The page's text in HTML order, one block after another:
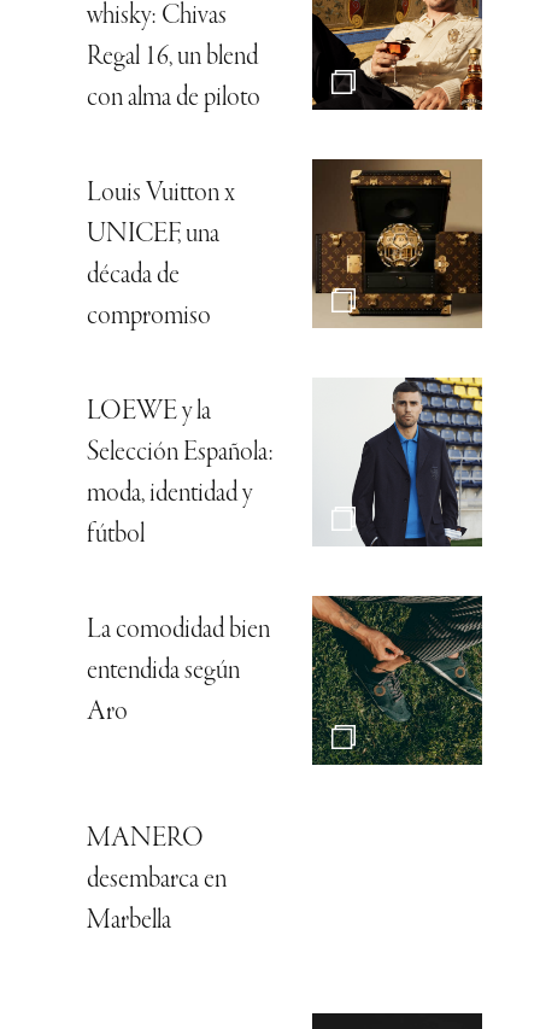
whisky: Chivas
Regal 16, un blend
con alma de piloto
Louis Vuitton x
UNICEF, una
década de
compromiso
LOEWE y la
Selección Española:
moda, identidad y
fútbol
La comodidad bien
entendida según
Aro
MANERO
desembarca en
Marbella